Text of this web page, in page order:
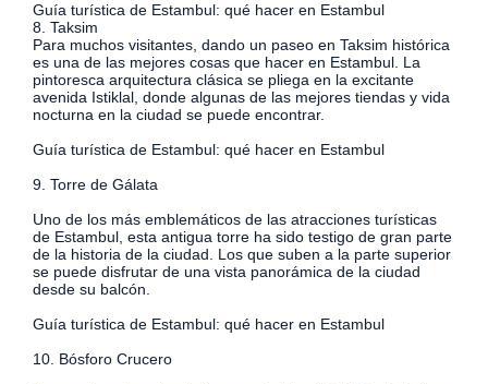
Guía turística de Estambul: qué hacer en Estambul
8. Taksim
Para muchos visitantes, dando un paseo en Taksim histórica
es una de las mejores cosas que hacer en Estambul. La
pintoresca arquitectura clásica se pliega en la excitante
avenida Istiklal, donde algunas de las mejores tiendas y vida
nocturna en la ciudad se puede encontrar.
Guía turística de Estambul: qué hacer en Estambul
9. Torre de Gálata
Uno de los más emblemáticos de las atracciones turísticas
de Estambul, esta antigua torre ha sido testigo de gran parte
de la historia de la ciudad. Los que suben a la parte superior
se puede disfrutar de una vista panorámica de la ciudad
desde su balcón.
Guía turística de Estambul: qué hacer en Estambul
10. Bósforo Crucero